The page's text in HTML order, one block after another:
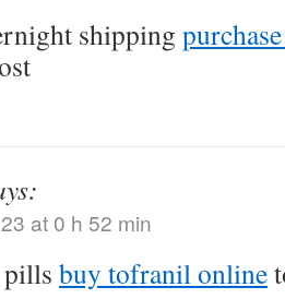
shipping
at 0 h 52 min
buy tofranil online